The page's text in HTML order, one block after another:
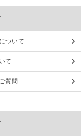
ついて
て
質問